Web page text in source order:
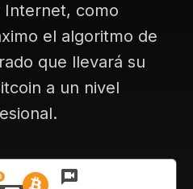
Internet, como
el algoritmo de
que llevará su
a un nivel